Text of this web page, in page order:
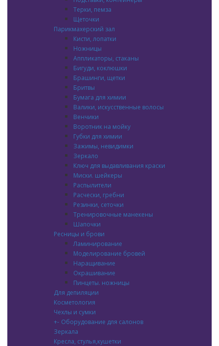
Терки, пемза
Щеточки
Парикмахерский зал
Кисти, лопатки
Ножницы
Аппликаторы, стаканы
Бигуди, коклюшки
Брашинги, щетки
Бритвы
Бумага для химии
Валики, искусственные волосы
Венчики
Воротник на мойку
Губки для химии
Зажимы, невидимки
Зеркало
Ключ для выдавливания краски
Миски. шейкеры
Распылители
Расчески, гребни
Резинки, сеточки
Тренировочные манекены
Шапочки
Ресницы и брови
Ламинирование
Моделирование бровей
Наращивание
Окрашивание
Пинцеты. ножницы
Для депиляции
Косметология
Чехлы и сумки
+- Оборудование для салонов
Зеркала
Кресла, стулья,кушетки